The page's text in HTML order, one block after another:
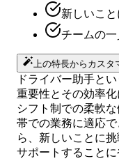
新しいこ
チームの一
上の特長からカスタ
ドライバー助手と
重要性とその効率
シフト制での柔軟
帯での業務に適応
ら、新しいことに
サポートすることに